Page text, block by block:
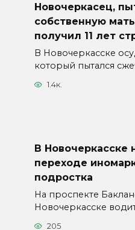
Новочеркасец,
собственную
получил 11 лет
В Новочеркасске
который пытался
1.4к.
В Новочеркасске
переходе
подростка
На проспекте
Новочеркасске
205